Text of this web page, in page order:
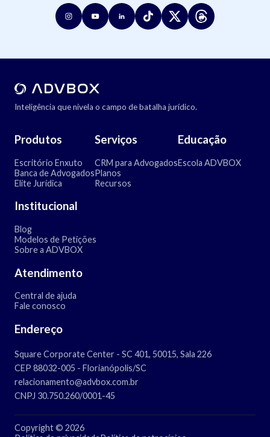
Inteligência que nivela o campo de batalha jurídico.
Produtos
Escritório Enxuto
Banca de Advogados
Elite Jurídica
Serviços
CRM para Advogados
Planos
Recursos
Educação
Escola ADVBOX
Institucional
Blog
Modelos de Petições
Sobre a ADVBOX
Atendimento
Central de ajuda
Fale conosco
Endereço
Square Corporate Center - SC 401, 50015, Sala 226
CEP 88032-005 - Florianópolis/SC
relacionamento@advbox.com.br
CNPJ 30.750.260/0001-45
Copyright © 2026